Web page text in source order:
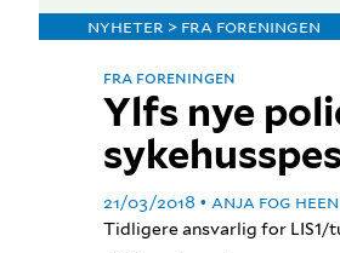
NYHETER > FRA FORENINGEN
Ylfs nye
FRA FORENINGEN
21/03/2018 ANJA FOG HEEN
Tidligere ansvarlig for LIS1/